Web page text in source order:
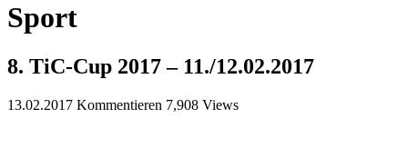
Sport
8. TiC-Cup 2017 – 11./12.02.2017
13.02.2017 Kommentieren 7,908 Views